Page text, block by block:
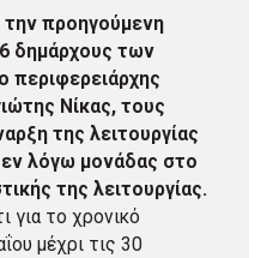
προηγούμενη
δημάρχους των
περιφερειάρχης
Νίκας, τους
της λειτουργίας
εν λόγω μονάδας στο
της λειτουργίας.
για το χρονικό
μέχρι τις 30